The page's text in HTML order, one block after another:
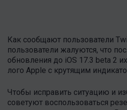
Как сообщают пользователи
пользователи жалуются, что
обновления до iOS 17.3 beta 2
лого Apple с крутящим
Чтобы исправить ситуацию и
советуют воспользоваться